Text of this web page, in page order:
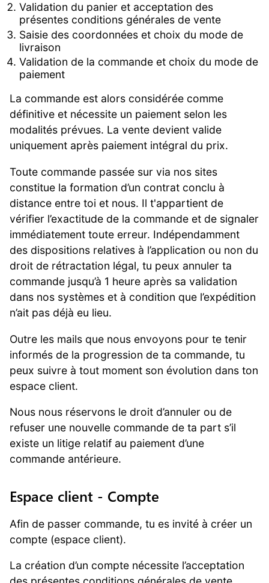
Validation du panier et acceptation des
présentes conditions générales de vente
Saisie des coordonnées et choix du mode de
livraison
Validation de la commande et choix du mode de
paiement
La commande est alors considérée comme
définitive et nécessite un paiement selon les
modalités prévues. La vente devient valide
uniquement après paiement intégral du prix.
Toute commande passée sur via nos sites
constitue la formation d’un contrat conclu à
distance entre toi et nous. Il t'appartient de
vérifier l’exactitude de la commande et de signaler
immédiatement toute erreur. Indépendamment
des dispositions relatives à l’application ou non du
droit de rétractation légal, tu peux annuler ta
commande jusqu’à 1 heure après sa validation
dans nos systèmes et à condition que l’expédition
n’ait pas déjà eu lieu.
Outre les mails que nous envoyons pour te tenir
informés de la progression de ta commande, tu
peux suivre à tout moment son évolution dans ton
espace client.
Nous nous réservons le droit d’annuler ou de
refuser une nouvelle commande de ta part s’il
existe un litige relatif au paiement d’une
commande antérieure.
Espace client - Compte
Afin de passer commande, tu es invité à créer un
compte (espace client).
La création d’un compte nécessite l’acceptation